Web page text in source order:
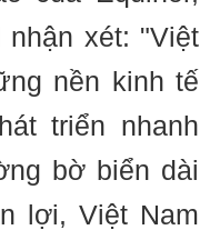
xét: "Việt
nền kinh tế
triển nhanh
bờ biển dài
lợi, Việt Nam